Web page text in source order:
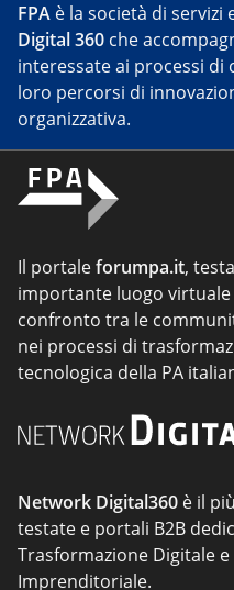
FPA è la società di servizi
Digital 360 che
interessate ai processi di
loro percorsi di
organizzativa.
Il portaleforumpa.it,
importante luogo
confronto tra le
nei processi di
tecnologica della PA
Network Digital360 è il
testate e portali B2B
Trasformazione Digitale
Imprenditoriale.